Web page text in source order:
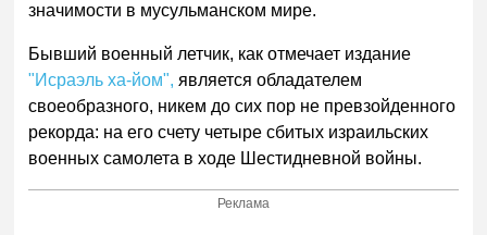
значимости в мусульманском мире.
Бывший военный летчик, как отмечает издание
"Исраэль ха-йом", является обладателем
своеобразного, никем до сих пор не превзойденного
рекорда: на его счету четыре сбитых израильских
военных самолета в ходе Шестидневной войны.
Реклама